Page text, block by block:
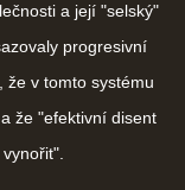
a její "selský"
progresivní
že v tomto systému
že "efektivní disent